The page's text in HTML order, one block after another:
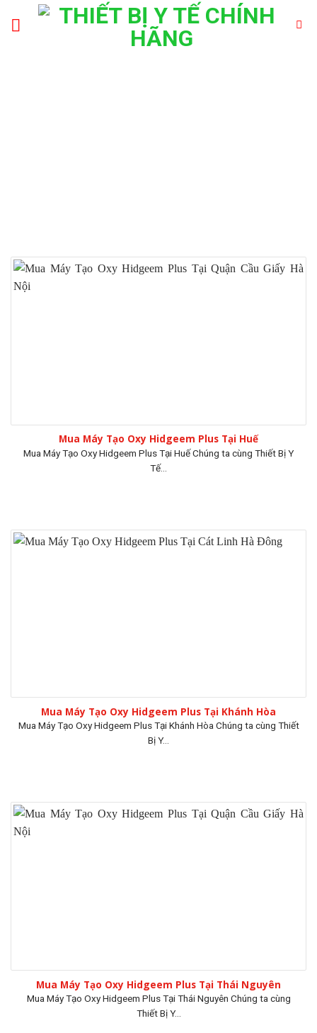
Mua Máy Tạo Oxy Hidgeem Plus Tại Huế
Mua Máy Tạo Oxy Hidgeem Plus Tại Huế Chúng ta cùng Thiết Bị Y
Tế...
Mua Máy Tạo Oxy Hidgeem Plus Tại Khánh Hòa
Mua Máy Tạo Oxy Hidgeem Plus Tại Khánh Hòa Chúng ta cùng Thiết
Bị Y...
Mua Máy Tạo Oxy Hidgeem Plus Tại Thái Nguyên
Mua Máy Tạo Oxy Hidgeem Plus Tại Thái Nguyên Chúng ta cùng
Thiết Bị Y...